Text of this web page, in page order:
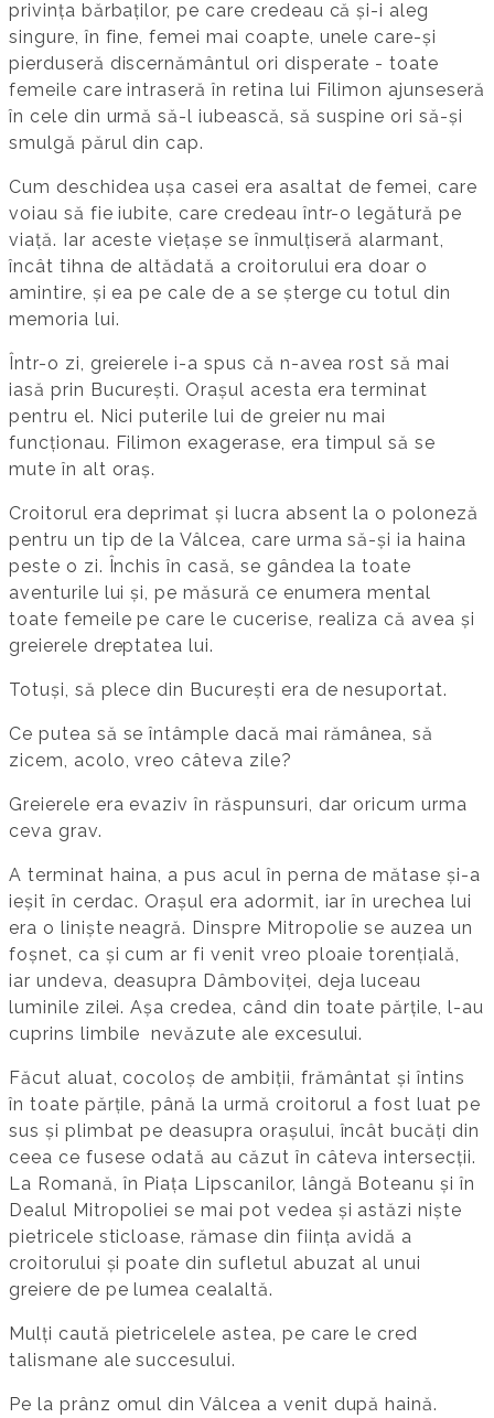
privința bărbaților, pe care credeau că și-i aleg
singure, în fine, femei mai coapte, unele care-și
pierduseră discernământul ori disperate - toate
femeile care intraseră în retina lui Filimon ajunseseră
în cele din urmă să-l iubească, să suspine ori să-și
smulgă părul din cap.
Cum deschidea ușa casei era asaltat de femei, care
voiau să fie iubite, care credeau într-o legătură pe
viață. Iar aceste viețașe se înmulțiseră alarmant,
încât tihna de altădată a croitorului era doar o
amintire, și ea pe cale de a se șterge cu totul din
memoria lui.
Într-o zi, greierele i-a spus că n-avea rost să mai
iasă prin București. Orașul acesta era terminat
pentru el. Nici puterile lui de greier nu mai
funcționau. Filimon exagerase, era timpul să se
mute în alt oraș.
Croitorul era deprimat și lucra absent la o poloneză
pentru un tip de la Vâlcea, care urma să-și ia haina
peste o zi. Închis în casă, se gândea la toate
aventurile lui și, pe măsură ce enumera mental
toate femeile pe care le cucerise, realiza că avea și
greierele dreptatea lui.
Totuși, să plece din București era de nesuportat.
Ce putea să se întâmple dacă mai rămânea, să
zicem, acolo, vreo câteva zile?
Greierele era evaziv în răspunsuri, dar oricum urma
ceva grav.
A terminat haina, a pus acul în perna de mătase și-a
ieșit în cerdac. Orașul era adormit, iar în urechea lui
era o liniște neagră. Dinspre Mitropolie se auzea un
foșnet, ca și cum ar fi venit vreo ploaie torențială,
iar undeva, deasupra Dâmboviței, deja luceau
luminile zilei. Așa credea, când din toate părțile, l-au
cuprins limbile nevăzute ale excesului.
Făcut aluat, cocoloș de ambiții, frământat și întins
în toate părțile, până la urmă croitorul a fost luat pe
sus și plimbat pe deasupra orașului, încât bucăți din
ceea ce fusese odată au căzut în câteva intersecții.
La Romană, în Piața Lipscanilor, lângă Boteanu și în
Dealul Mitropoliei se mai pot vedea și astăzi niște
pietricele sticloase, rămase din ființa avidă a
croitorului și poate din sufletul abuzat al unui
greiere de pe lumea cealaltă.
Mulți caută pietricelele astea, pe care le cred
talismane ale succesului.
Pe la prânz omul din Vâlcea a venit după haină.